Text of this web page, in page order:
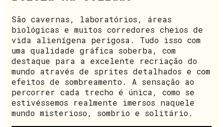
São cavernas, laboratórios, áreas
biológicas e muitos corredores cheios de
vida alienígena perigosa. Tudo isso com
uma qualidade gráfica soberba, com
destaque para a excelente recriação do
mundo através de sprites detalhados e com
efeitos de sombreamento. A sensação ao
percorrer cada trecho é única, como se
estivéssemos realmente imersos naquele
mundo misterioso, sombrio e solitário.